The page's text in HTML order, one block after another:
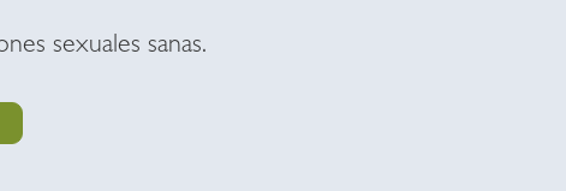
sexuales sanas.